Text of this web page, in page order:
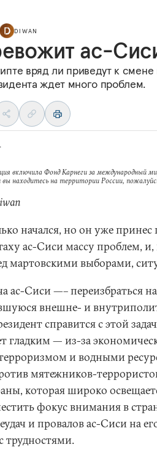
DIWAN
ас-
вряд ли приведут к смене
ждет много проблем.
включила Фонд Карнеги за международный
вы находитесь на территории России,
начался, но он уже
ас-Сиси массу проблем,
мартовскими выборами,
ас-Сиси —– переизбраться
внешне- и
справится с этой
гладким — из-за
и водными
мятежников-
которая широко
фокус внимания в
и провалов ас-Сиси на
трудностями.